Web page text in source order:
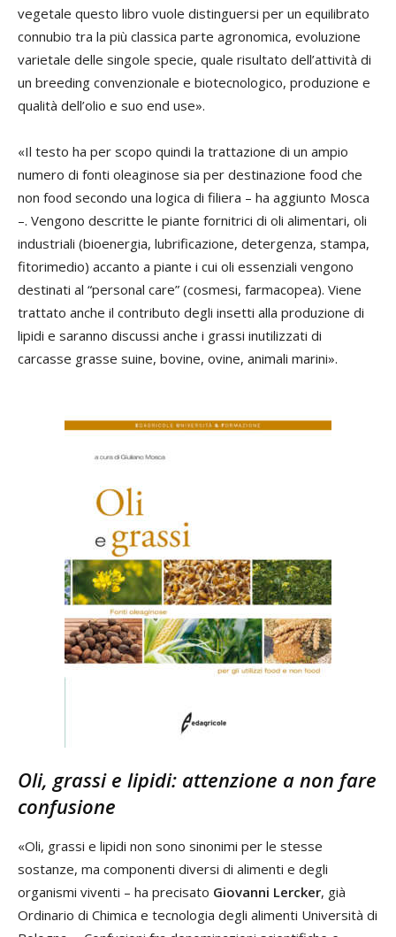
vegetale questo libro vuole distinguersi per un equilibrato
connubio tra la più classica parte agronomica, evoluzione
varietale delle singole specie, quale risultato dell’attività di
un breeding convenzionale e biotecnologico, produzione e
qualità dell’olio e suo end use».
«Il testo ha per scopo quindi la trattazione di un ampio
numero di fonti oleaginose sia per destinazione food che
non food secondo una logica di filiera – ha aggiunto Mosca
–. Vengono descritte le piante fornitrici di oli alimentari, oli
industriali (bioenergia, lubrificazione, detergenza, stampa,
fitorimedio) accanto a piante i cui oli essenziali vengono
destinati al “personal care” (cosmesi, farmacopea). Viene
trattato anche il contributo degli insetti alla produzione di
lipidi e saranno discussi anche i grassi inutilizzati di
carcasse grasse suine, bovine, ovine, animali marini».
Oli, grassi e lipidi: attenzione a non fare
confusione
«Oli, grassi e lipidi non sono sinonimi per le stesse
sostanze, ma componenti diversi di alimenti e degli
organismi viventi – ha precisato Giovanni Lercker, già
Ordinario di Chimica e tecnologia degli alimenti Università di